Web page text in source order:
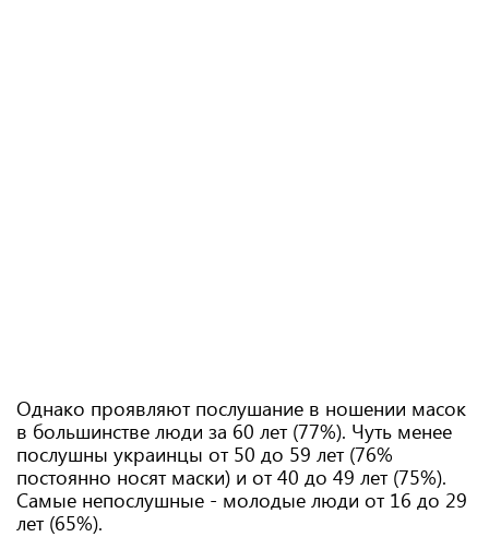
Однако проявляют послушание в ношении масок
в большинстве люди за 60 лет (77%). Чуть менее
послушны украинцы от 50 до 59 лет (76%
постоянно носят маски) и от 40 до 49 лет (75%).
Самые непослушные - молодые люди от 16 до 29
лет (65%).